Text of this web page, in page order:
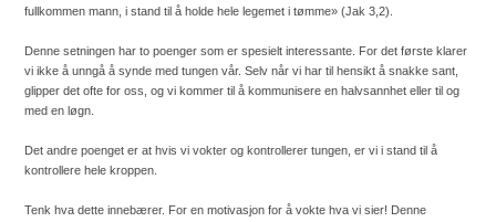
fullkommen mann, i stand til å holde hele legemet i tømme» (Jak 3,2).
Denne setningen har to poenger som er spesielt interessante. For det første klarer
vi ikke å unngå å synde med tungen vår. Selv når vi har til hensikt å snakke sant,
glipper det ofte for oss, og vi kommer til å kommunisere en halvsannhet eller til og
med en løgn.
Det andre poenget er at hvis vi vokter og kontrollerer tungen, er vi i stand til å
kontrollere hele kroppen.
Tenk hva dette innebærer. For en motivasjon for å vokte hva vi sier! Denne